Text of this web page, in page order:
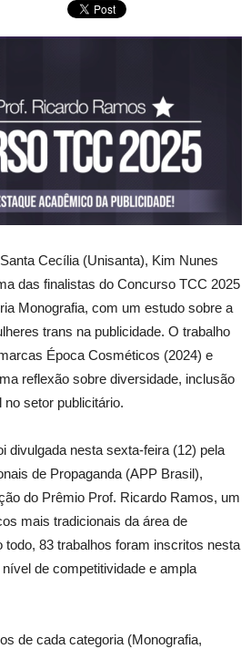
Cecília (Unisanta), Kim Nunes
das finalistas do Concurso TCC 2025
Monografia, com um estudo sobre a
trans na publicidade. O trabalho
Época Cosméticos (2024) e
reflexão sobre diversidade, inclusão
setor publicitário.
divulgada nesta sexta-feira (12) pela
de Propaganda (APP Brasil),
do Prêmio Prof. Ricardo Ramos, um
mais tradicionais da área de
83 trabalhos foram inscritos nesta
de competitividade e ampla
de cada categoria (Monografia,